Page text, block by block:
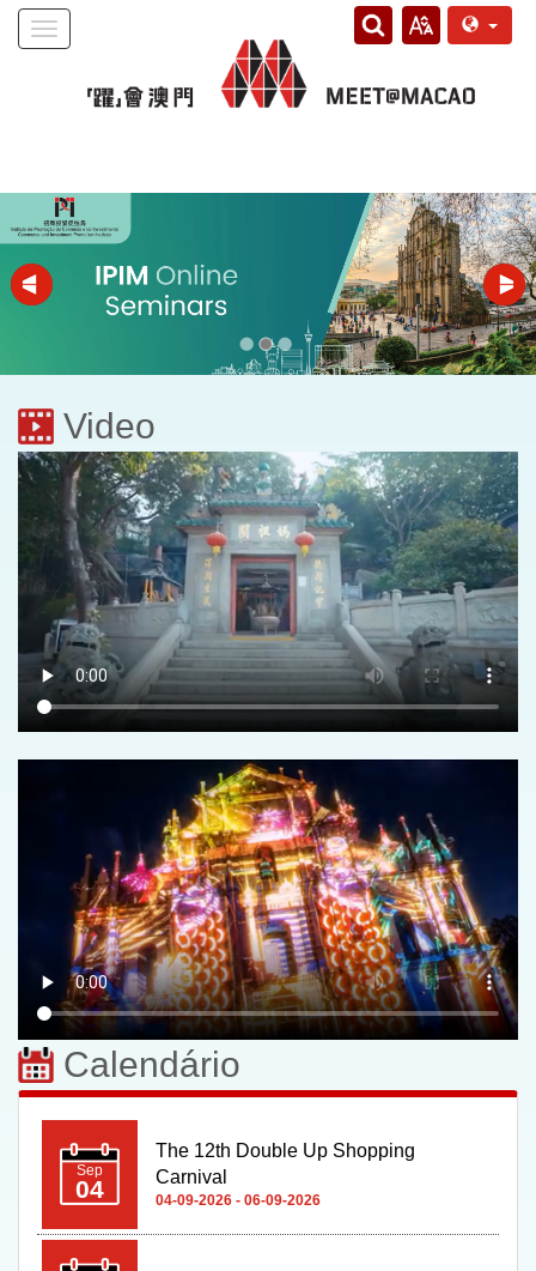
Toggle
Video
Calendário
Sep
04
The 12th Double Up Shopping
Carnival
04-09-2026 - 06-09-2026